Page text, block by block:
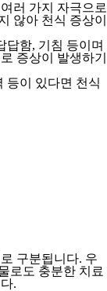
러 가지 자극으로
않아 천식 증상이
답함, 기침 등이며
증상이 발생하기
등이 있다면 천식
구분됩니다. 우
로도 충분한 치료
.